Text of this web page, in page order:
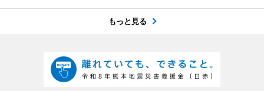
もっと見る